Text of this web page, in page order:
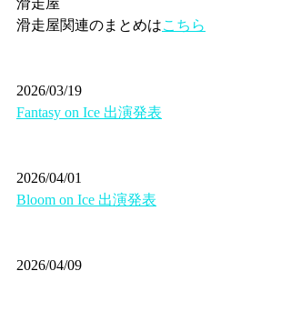
滑走屋
滑走屋関連のまとめはこちら
2026/03/19
Fantasy on Ice 出演発表
2026/04/01
Bloom on Ice 出演発表
2026/04/09